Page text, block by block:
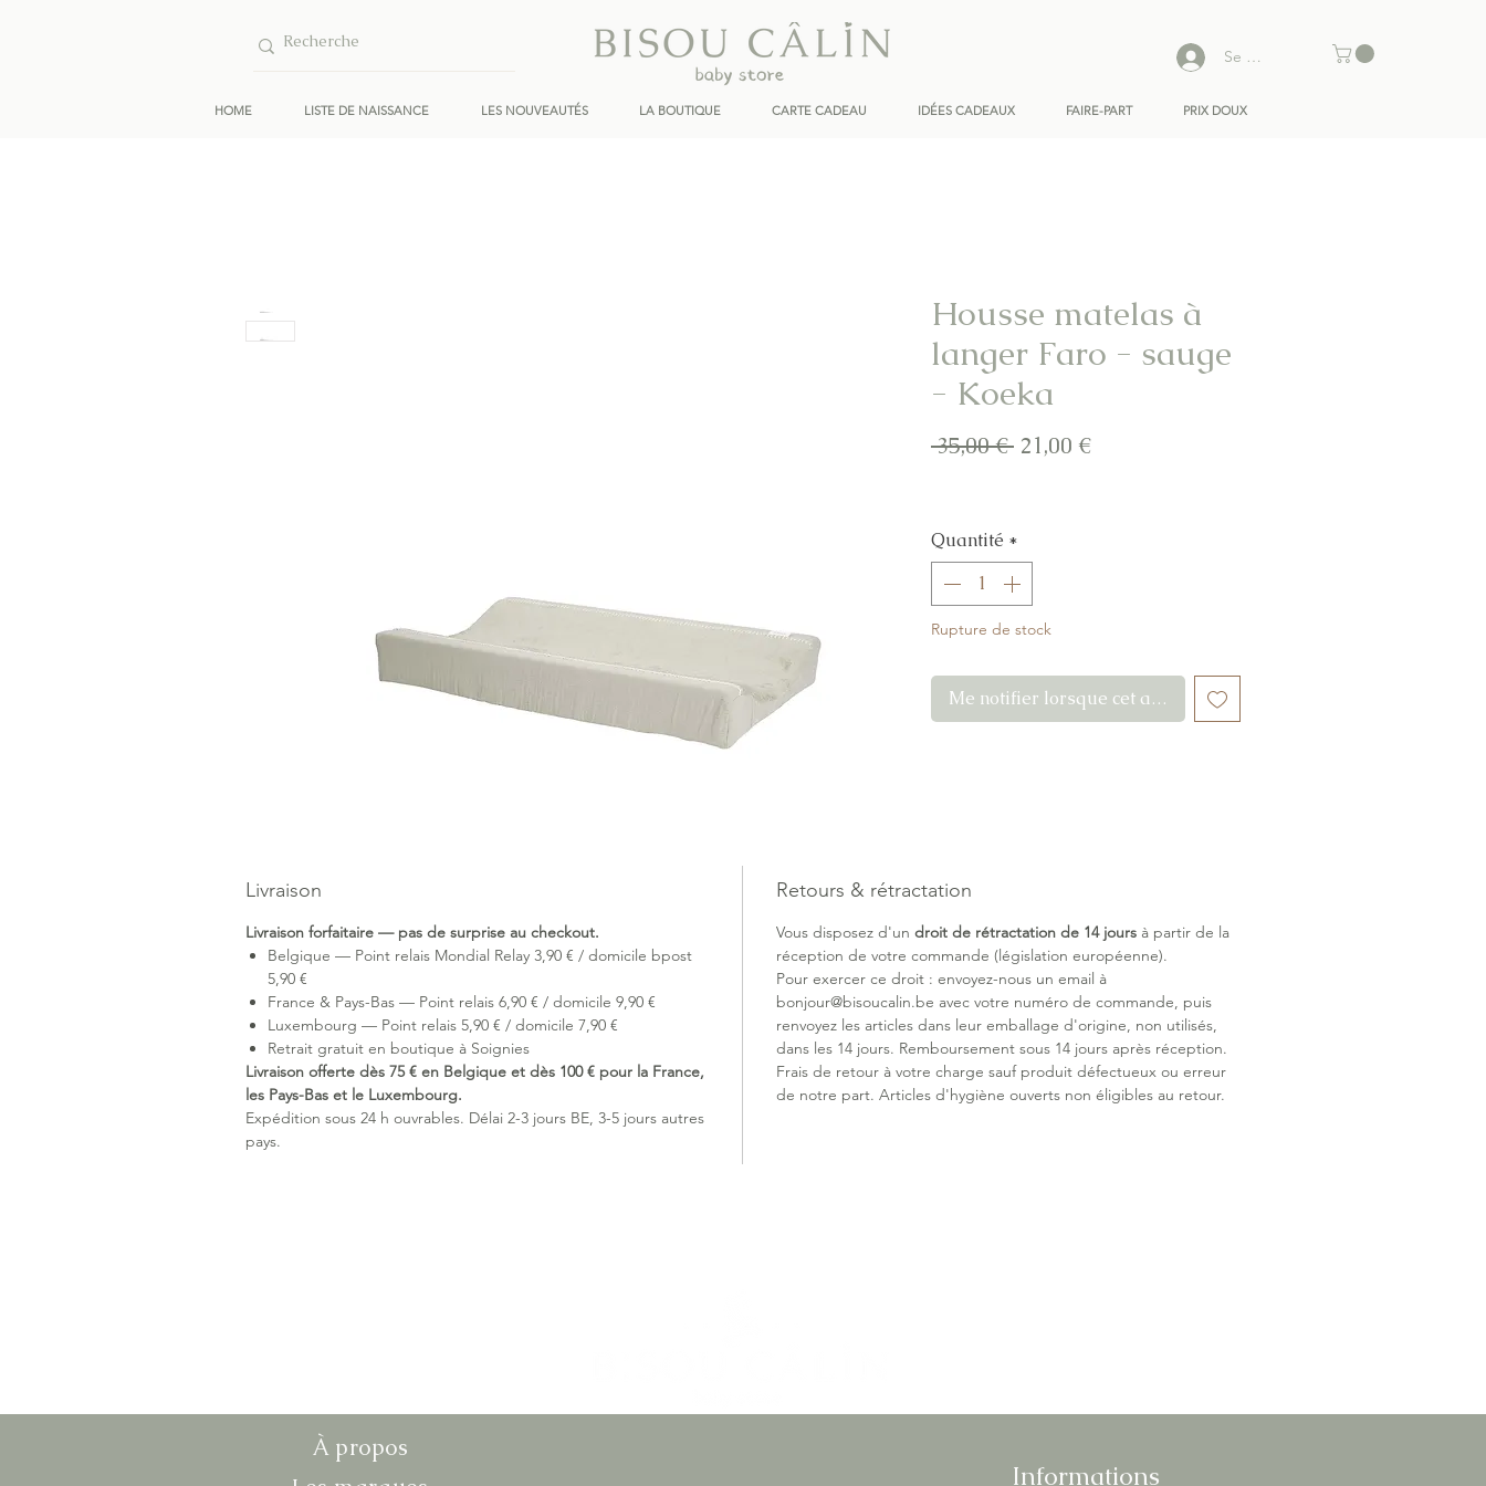
HOME LISTE DE NAISSANCE LES NOUVEAUTÉS LA BOUTIQUE CARTE CADEAU IDÉES CADEAUX FAIRE-PART PRIX DOUX
Se connecter
Housse matelas à
langer Faro - sauge
- Koeka
35,00 € Prix
21,00 €Prix
Quantité *
Rupture de stock
Me notifier lorsque cet article est disponible
Livraison
Livraison forfaitaire — pas de surprise au checkout.
Belgique — Point relais Mondial Relay 3,90 € / domicile bpost
5,90 €
France & Pays-Bas — Point relais 6,90 € / domicile 9,90 €
Luxembourg — Point relais 5,90 € / domicile 7,90 €
Retrait gratuit en boutique à Soignies
Livraison offerte dès 75 € en Belgique et dès 100 € pour la France,
les Pays-Bas et le Luxembourg.
Expédition sous 24 h ouvrables. Délai 2-3 jours BE, 3-5 jours autres
pays.
Retours & rétractation
Vous disposez d'un droit de rétractation de 14 jours à partir de la
réception de votre commande (législation européenne).
Pour exercer ce droit : envoyez-nous un email à
bonjour@bisoucalin.be avec votre numéro de commande, puis
renvoyez les articles dans leur emballage d'origine, non utilisés,
dans les 14 jours. Remboursement sous 14 jours après réception.
Frais de retour à votre charge sauf produit défectueux ou erreur
de notre part. Articles d'hygiène ouverts non éligibles au retour.
À propos
Informations